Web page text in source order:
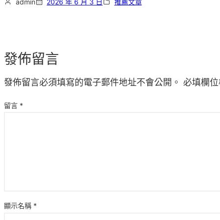
發佈留言
發佈留言必須填寫的電子郵件地址不會公開。 必填欄
留言 *
顯示名稱 *